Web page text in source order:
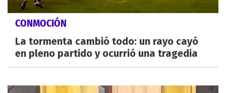
CONMOCIÓN
La tormenta cambió todo: un rayo cayó
en pleno partido y ocurrió una tragedia